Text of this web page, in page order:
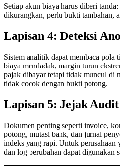
Setiap akun biaya harus diberi
dikurangkan, perlu bukti tambahan,
Lapisan 4: Deteksi
Sistem analitik dapat membaca pola
biaya mendadak, margin turun
pajak dibayar tetapi tidak muncul di
tidak cocok dengan bukti potong.
Lapisan 5: Jejak
Dokumen penting seperti invoice,
potong, mutasi bank, dan jurnal
indeks yang rapi. Untuk perusahaan
dan log perubahan dapat digunakan